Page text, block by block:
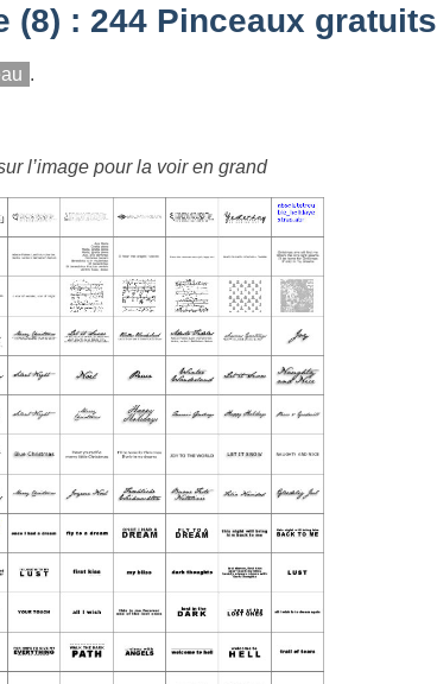
: 244 Pinceaux gratuits
.
l’image pour la voir en grand